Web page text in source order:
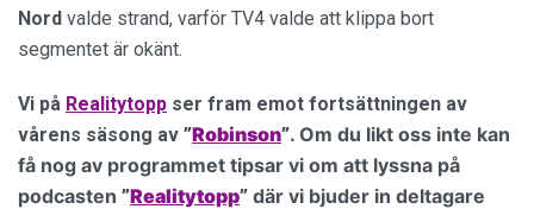
Nord valde strand, varför TV4 valde att klippa bort
segmentet är okänt.
Vi på Realitytopp ser fram emot fortsättningen av
vårens säsong av ”Robinson”. Om du likt oss inte kan
få nog av programmet tipsar vi om att lyssna på
podcasten ”Realitytopp” där vi bjuder in deltagare